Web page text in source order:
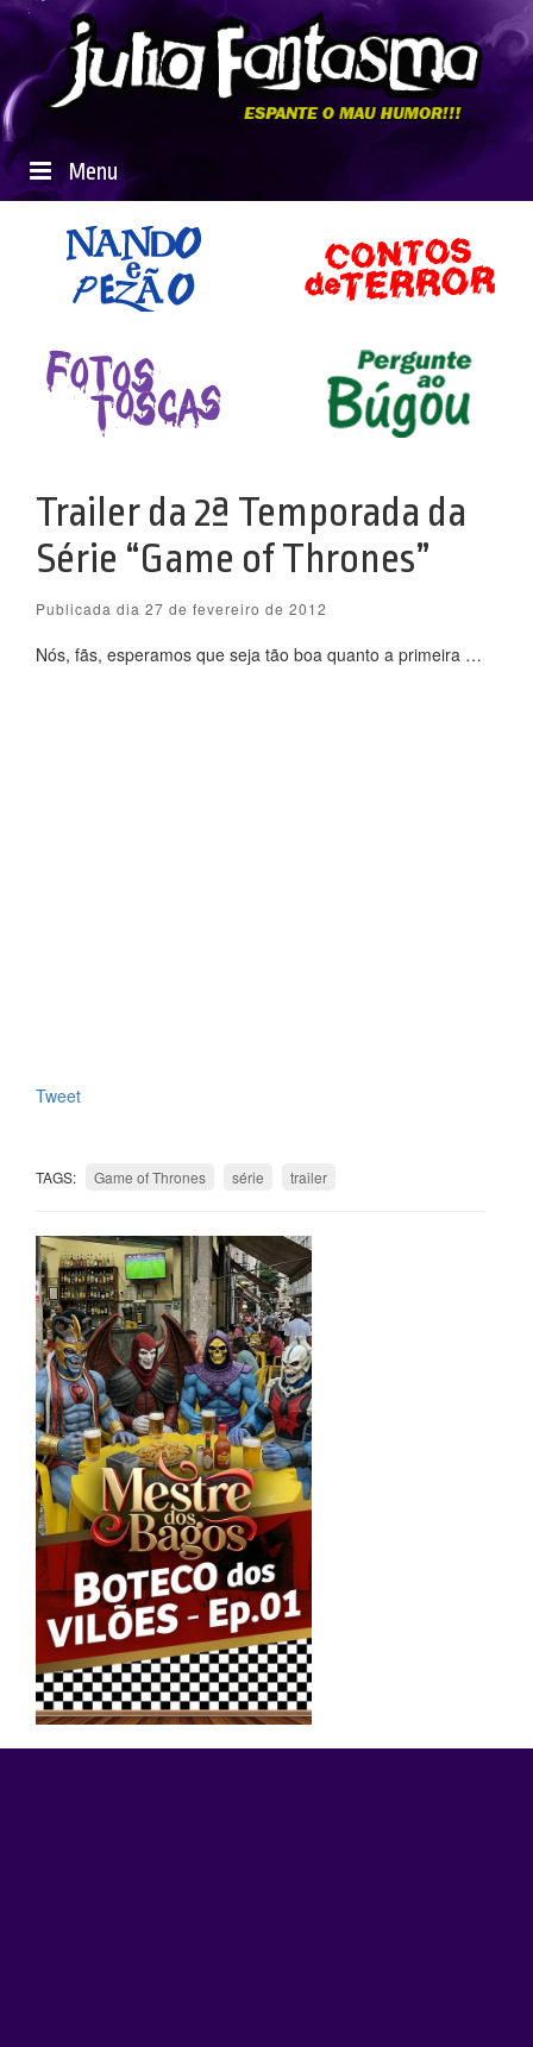
Menu
Trailer da 2ª Temporada da
Série “Game of Thrones”
Publicada dia 27 de fevereiro de 2012
Nós, fãs, esperamos que seja tão boa quanto a primeira …
Tweet
TAGS: Game of Thrones série trailer